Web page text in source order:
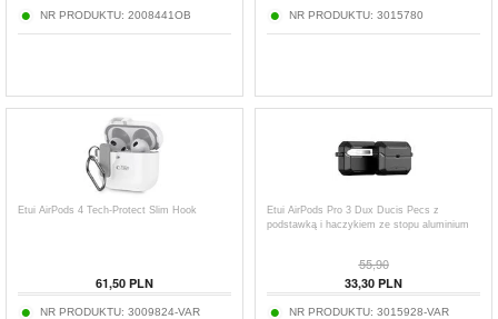
NR PRODUKTU: 2008441OB NR PRODUKTU: 3015780
Etui AirPods 4 Tech-Protect Slim Hook
61,50 PLN
NR PRODUKTU: 3009824-VAR
Etui AirPods Pro 3 Dux Ducis Pecs z
podstawką i haczykiem ze stopu aluminium
55,90
33,30 PLN
NR PRODUKTU: 3015928-VAR